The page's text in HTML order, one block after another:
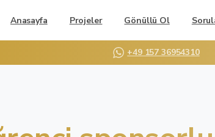
Anasayfa Projeler Gönüllü Ol
+49 157 36954310